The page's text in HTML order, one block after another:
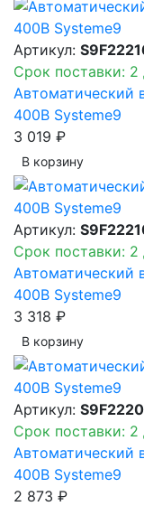
Артикул:
Срок поставки: 2
Автоматический
400В Systeme9
3 019 ₽
В корзинy
Артикул:
Срок поставки: 2
Автоматический
400В Systeme9
3 318 ₽
В корзинy
Артикул:
Срок поставки: 2
Автоматический
400В Systeme9
2 873 ₽